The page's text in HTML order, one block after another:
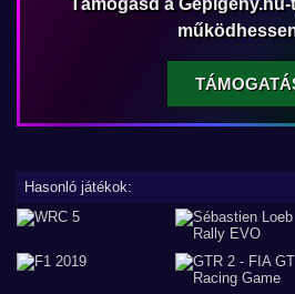
Támogasd a
Hasonló játékok: